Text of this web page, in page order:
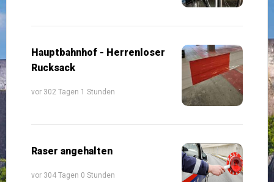
Hauptbahnhof - Herrenloser
Rucksack
vor 302 Tagen 1 Stunden
Raser angehalten
vor 304 Tagen 0 Stunden